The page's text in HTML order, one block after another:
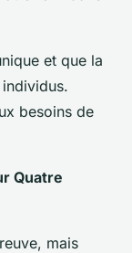
et que la
besoins de
Quatre
mais